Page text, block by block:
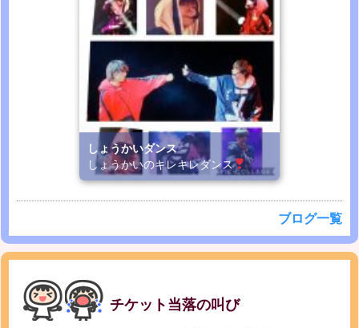
しょうかいダンス
しょうかいのキレキレダンス
ブログ一覧
チケット当落の叫び